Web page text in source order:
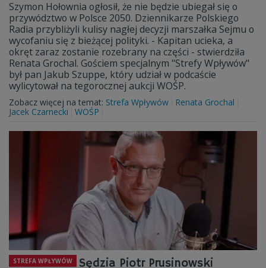
Szymon Hołownia ogłosił, że nie będzie ubiegał się o
przywództwo w Polsce 2050. Dziennikarze Polskiego
Radia przybliżyli kulisy nagłej decyzji marszałka Sejmu o
wycofaniu się z bieżącej polityki. - Kapitan ucieka, a
okręt zaraz zostanie rozebrany na części - stwierdziła
Renata Grochal. Gościem specjalnym "Strefy Wpływów"
był pan Jakub Szuppe, który udział w podcaście
wylicytował na tegorocznej aukcji WOŚP.
Zobacz więcej na temat: Strefa Wpływów
Renata Grochal
Jacek Czarnecki
WOŚP
STREFA WPŁYWÓW
Sędzia Piotr Prusinowski